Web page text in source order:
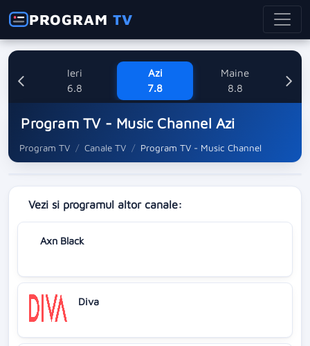
PROGRAMTV
Ieri
6.8
Azi
7.8
Maine
8.8
Program TV - Music Channel Azi
Program TV Canale TV Program TV - Music Channel
Vezi si programul altor canale:
Axn Black
Diva